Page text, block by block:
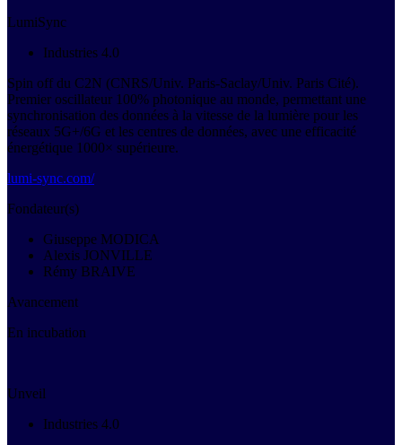
LumiSync
Industries 4.0
Spin off du C2N (CNRS/Univ. Paris-Saclay/Univ. Paris Cité).
Premier oscillateur 100% photonique au monde, permettant une
synchronisation des données à la vitesse de la lumière pour les
réseaux 5G+/6G et les centres de données, avec une efficacité
énergétique 1000× supérieure.
lumi-sync.com/
Fondateur(s)
Giuseppe MODICA
Alexis JONVILLE
Rémy BRAIVE
Avancement
En incubation
Unveil
Industries 4.0